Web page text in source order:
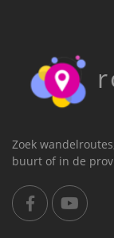
Zoek
buurt of in de